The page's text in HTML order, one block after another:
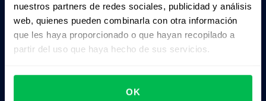
nuestros partners de redes sociales, publicidad y análisis
web, quienes pueden combinarla con otra información
que les haya proporcionado o que hayan recopilado a
partir del uso que haya hecho de sus servicios.
OK
Pedile a la IA un resumen de PeopleForce:
ChatGPT
Claude Perplexity
Business driven. People focused.